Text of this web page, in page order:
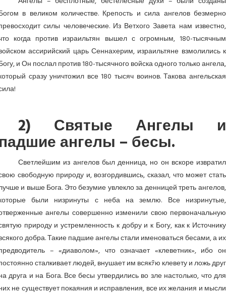
в великом количестве. Крепость и сила ангелов безмерно
силы человеческие. Из Ветхого Завета нам известно,
когда против израильтян вышел с огромным, 180-тысячным
ассирийский царь Сеннахерим, израильтяне взмолились к
и Он послал против 180-тысячного войска одного только ангела,
сразу уничтожил все 180 тысяч воинов. Такова ангельская
2) Святые Ангелы и
ангелы – бесы.
Светлейшим из ангелов был денница, но он вскоре извратил
свободную природу и, возгордившись, сказал, что может стать
и выше Бога. Это безумие увлекло за денницей треть ангелов,
были низринуты с неба на землю. Все низринутые,
ангелы совершенно изменили свою первоначальную
природу и устремленность к добру и к Богу, как к Источнику
добра. Такие падшие ангелы стали именоваться бесами, а их
– «диаволом», что означает «клеветник», ибо он
сталкивает людей, внушает им всякﾃю клевету и ложь друг
друга и на Бога. Все бесы утвердились во зле настолько, что для
не существует покаяния и исправления, все их желания и мысли